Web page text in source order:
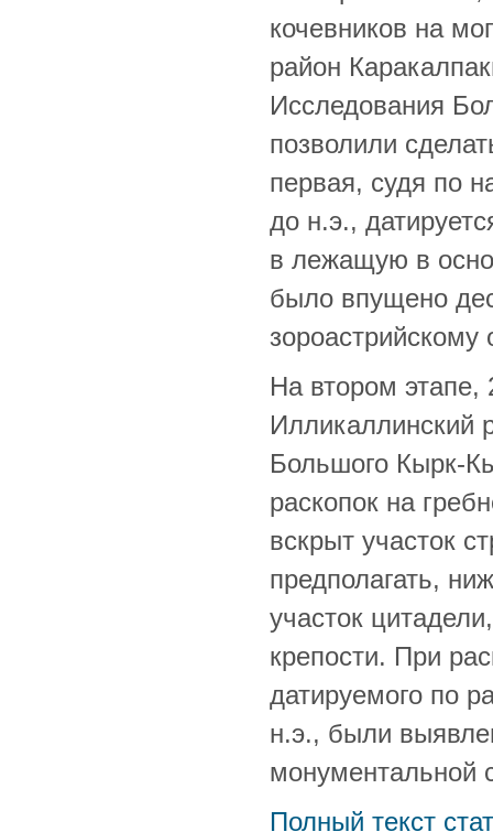
кочевников на
район
Исследования
позволили
первая, судя по
до н.э.,
в лежащую в
было впущено
зороастрийскому
На втором этапе,
Илликаллинский
Большого Кырк-
раскопок на
вскрыт участок
предполагать,
участок
крепости. При
датируемого по
н.э., были
монументальной
Полный текст